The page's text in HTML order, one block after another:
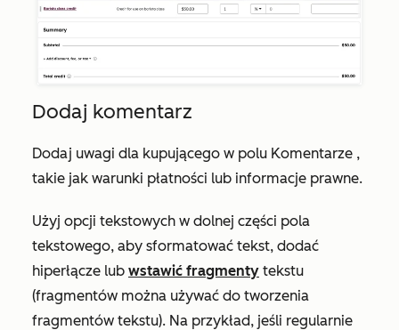
Dodaj komentarz
Dodaj uwagi dla kupującego w polu Komentarze ,
takie jak warunki płatności lub informacje prawne.
Użyj opcji tekstowych w dolnej części pola
tekstowego, aby sformatować tekst, dodać
hiperłącze lub wstawić fragmenty tekstu
(fragmentów można używać do tworzenia
fragmentów tekstu). Na przykład, jeśli regularnie